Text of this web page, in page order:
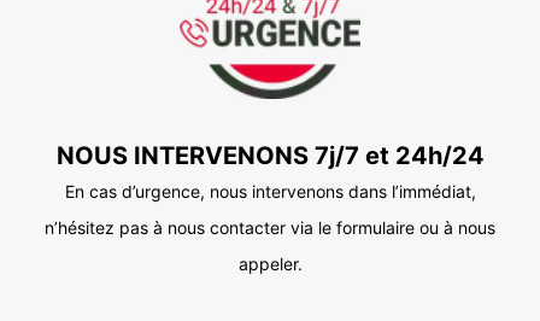
NOUS INTERVENONS 7j/7 et 24h/24
En cas d’urgence, nous intervenons dans l’immédiat,
n’hésitez pas à nous contacter via le formulaire ou à nous
appeler.